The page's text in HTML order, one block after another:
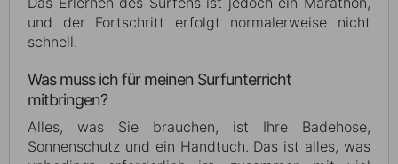
und der Fortschritt erfolgt normalerweise nicht
schnell.
Was muss ich für meinen Surfunterricht
mitbringen?
Alles, was Sie brauchen, ist Ihre Badehose,
Sonnenschutz und ein Handtuch. Das ist alles, was